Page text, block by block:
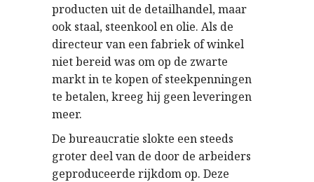
producten uit de detailhandel, maar
ook staal, steenkool en olie. Als de
directeur van een fabriek of winkel
niet bereid was om op de zwarte
markt in te kopen of steekpenningen
te betalen, kreeg hij geen leveringen
meer.
De bureaucratie slokte een steeds
groter deel van de door de arbeiders
geproduceerde rijkdom op. Deze